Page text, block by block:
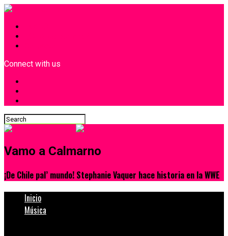
Connect with us
Vamo a Calmarno
¡De Chile pal’ mundo! Stephanie Vaquer hace historia en la WWE
Inicio
Música